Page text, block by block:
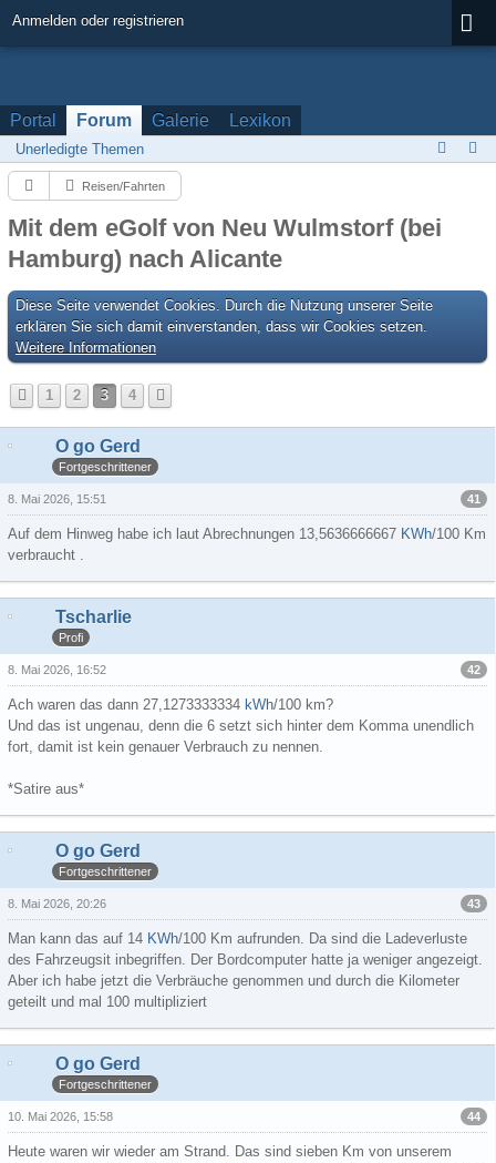
Anmelden oder registrieren
Portal Forum Galerie Lexikon
Unerledigte Themen
Reisen/Fahrten
Mit dem eGolf von Neu Wulmstorf (bei
Hamburg) nach Alicante
Diese Seite verwendet Cookies. Durch die Nutzung unserer Seite
erklären Sie sich damit einverstanden, dass wir Cookies setzen.
Weitere Informationen
1 2 3 4
O go Gerd
Fortgeschrittener
41
8. Mai 2026, 15:51
Auf dem Hinweg habe ich laut Abrechnungen 13,5636666667 KWh/100 Km
verbraucht .
Tscharlie
Profi
42
8. Mai 2026, 16:52
Ach waren das dann 27,1273333334 kWh/100 km?
Und das ist ungenau, denn die 6 setzt sich hinter dem Komma unendlich
fort, damit ist kein genauer Verbrauch zu nennen.
*Satire aus*
O go Gerd
Fortgeschrittener
43
8. Mai 2026, 20:26
Man kann das auf 14 KWh/100 Km aufrunden. Da sind die Ladeverluste
des Fahrzeugsit inbegriffen. Der Bordcomputer hatte ja weniger angezeigt.
Aber ich habe jetzt die Verbräuche genommen und durch die Kilometer
geteilt und mal 100 multipliziert
O go Gerd
Fortgeschrittener
44
10. Mai 2026, 15:58
Heute waren wir wieder am Strand. Das sind sieben Km von unserem